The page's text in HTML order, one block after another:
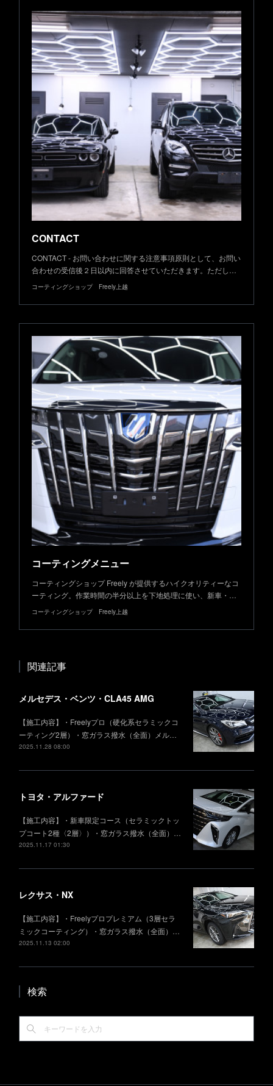
CONTACT
CONTACT - お問い合わせに関する注意事項原則として、お問い
合わせの受信後２日以内に回答させていただきます。ただし…
コーティングショップ Freely上越
コーティングメニュー
コーティングショップ Freely が提供するハイクオリティーなコ
ーティング。作業時間の半分以上を下地処理に使い、新車・…
コーティングショップ Freely上越
関連記事
メルセデス・ベンツ・CLA45 AMG
【施工内容】・Freelyプロ（硬化系セラミックコ
ーティング2層）・窓ガラス撥水（全面）メル…
2025.11.28 08:00
トヨタ・アルファード
【施工内容】・新車限定コース（セラミックトッ
プコート2種〈2層〉）・窓ガラス撥水（全面）…
2025.11.17 01:30
レクサス・NX
【施工内容】・Freelyプロプレミアム（3層セラ
ミックコーティング）・窓ガラス撥水（全面）…
2025.11.13 02:00
検索